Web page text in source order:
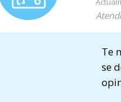
Te
se